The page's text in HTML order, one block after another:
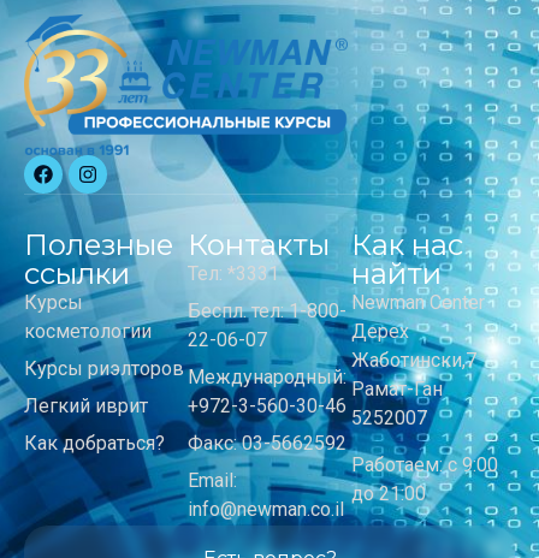
Полезные
ссылки
Курсы
косметологии
Курсы риэлторов
Легкий иврит
Как добраться?
Контакты
Тел: *3331
Беспл. тел: 1-800-
22-06-07
Международный:
+972-3-560-30-46
Факс: 03-5662592
Email:
info@newman.co.il
Как нас
найти
Newman Center
Дерех
Жаботински,7
Рамат-Ган
5252007
Работаем: с 9:00
до 21:00